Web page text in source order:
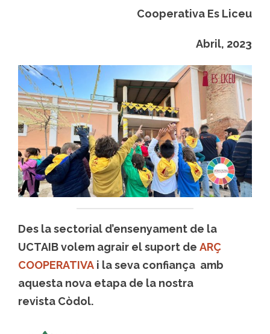
Cooperativa Es Liceu
Abril, 2023
Des la sectorial d’ensenyament de la
UCTAIB volem agrair el suport de ARÇ
COOPERATIVA i la seva confiança amb
aquesta nova etapa de la nostra
revista Còdol.